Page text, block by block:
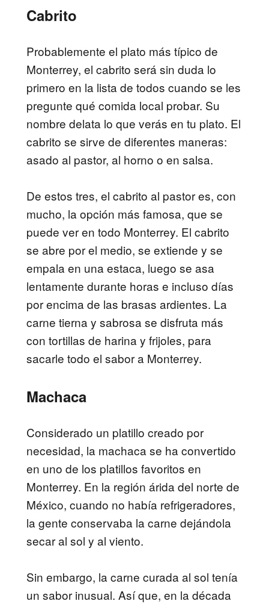
Cabrito
Probablemente el plato más típico de
Monterrey, el cabrito será sin duda lo
primero en la lista de todos cuando se les
pregunte qué comida local probar. Su
nombre delata lo que verás en tu plato. El
cabrito se sirve de diferentes maneras:
asado al pastor, al horno o en salsa.
De estos tres, el cabrito al pastor es, con
mucho, la opción más famosa, que se
puede ver en todo Monterrey. El cabrito
se abre por el medio, se extiende y se
empala en una estaca, luego se asa
lentamente durante horas e incluso días
por encima de las brasas ardientes. La
carne tierna y sabrosa se disfruta más
con tortillas de harina y frijoles, para
sacarle todo el sabor a Monterrey.
Machaca
Considerado un platillo creado por
necesidad, la machaca se ha convertido
en uno de los platillos favoritos en
Monterrey. En la región árida del norte de
México, cuando no había refrigeradores,
la gente conservaba la carne dejándola
secar al sol y al viento.
Sin embargo, la carne curada al sol tenía
un sabor inusual. Así que, en la década